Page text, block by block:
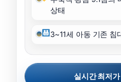
상태
3~11세 아동 기존 침
실시간 최저